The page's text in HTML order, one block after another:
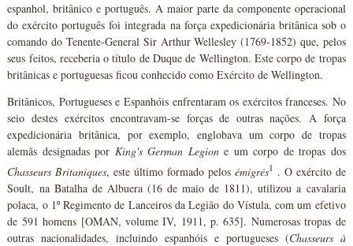
espanhol, britânico e português. A maior parte da componente operacional
do exército português foi integrada na força expedicionária britânica sob o
comando do Tenente-General Sir Arthur Wellesley (1769-1852) que, pelos
seus feitos, receberia o título de Duque de Wellington. Este corpo de tropas
britânicas e portuguesas ficou conhecido como Exército de Wellington.
Britânicos, Portugueses e Espanhóis enfrentaram os exércitos franceses. No
seio destes exércitos encontravam-se forças de outras nações. A força
expedicionária britânica, por exemplo, englobava um corpo de tropas
alemãs designadas por King's German Legione um corpo de tropas dos
Chasseurs Britaniques, este último formado pelos émigrés1 . O exército de
Soult, na Batalha de Albuera (16 de maio de 1811), utilizou a cavalaria
polaca, o 1º Regimento de Lanceiros da Legião do Vístula, com um efetivo
de 591 homens [OMAN, volume IV, 1911, p. 635]. Numerosas tropas de
outras nacionalidades, incluindo espanhóis e portugueses (Chasseurs à